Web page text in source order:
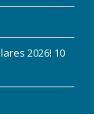
2026! 10